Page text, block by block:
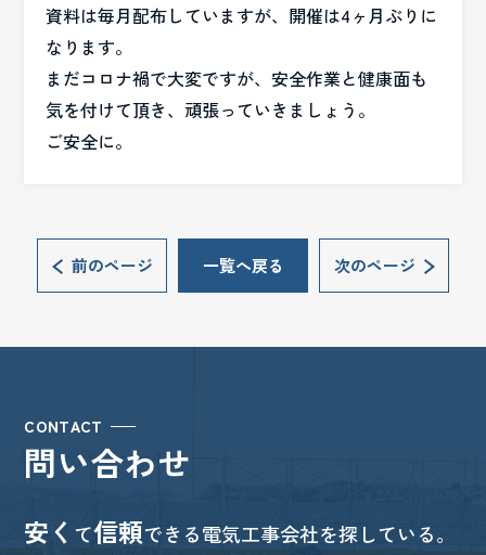
資料は毎月配布していますが、開催は4ヶ月ぶりに
なります。
まだコロナ禍で大変ですが、安全作業と健康面も
気を付けて頂き、頑張っていきましょう。
ご安全に。
前のページ 一覧へ戻る 次のページ
CONTACT
問い合わせ
安く て信頼できる電気工事会社を探している。